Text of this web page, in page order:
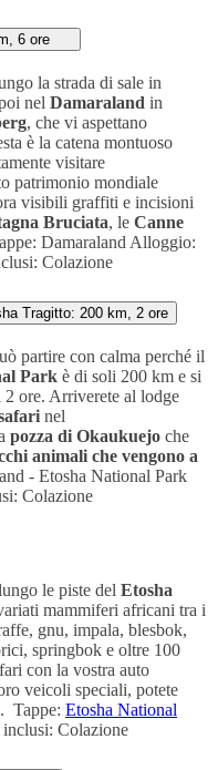
6 ore
la strada di sale in
nel Damaraland in
, che vi aspettano
è la catena montuoso
visitare
patrimonio mondiale
visibili graffiti e incisioni
Bruciata, le Canne
: Damaraland Alloggio:
Colazione
Tragitto: 200 km, 2 ore
partire con calma perché il
Park è di soli 200 km e si
ore. Arriverete al lodge
nel
pozza di Okaukuejo che
animali che vengono a
- Etosha National Park
Colazione
le piste del Etosha
mammiferi africani tra i
gnu, impala, blesbok,
springbok e oltre 100
con la vostra auto
veicoli speciali, potete
Tappe: Etosha National
inclusi: Colazione